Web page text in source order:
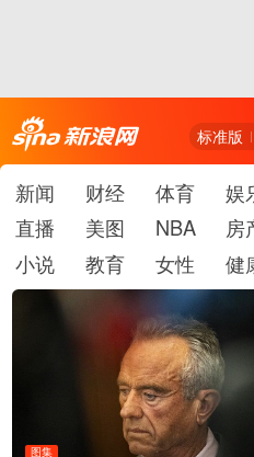
标准版
新闻 财经 体育 娱
直播
美图 NBA 房
小说
教育 女性 健
图集